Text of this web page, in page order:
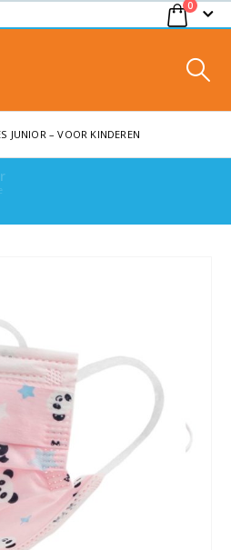
0
JUNIOR – VOOR KINDEREN